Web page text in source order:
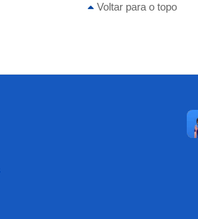
Voltar para o topo